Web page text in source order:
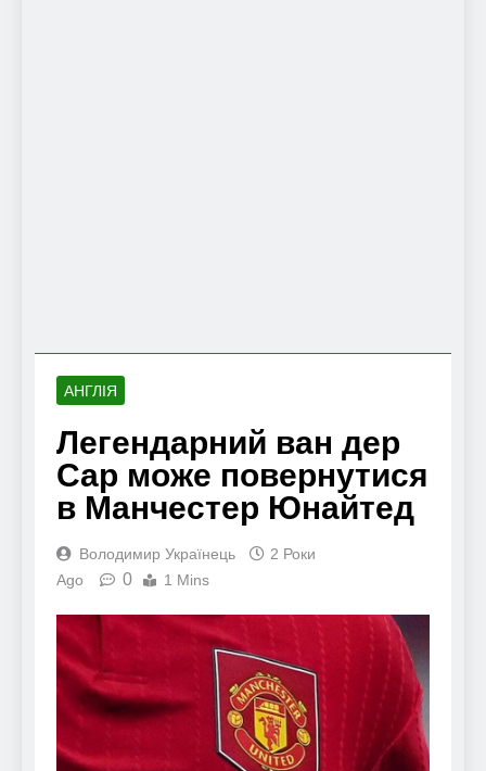
АНГЛІЯ
Легендарний ван дер
Сар може повернутися
в Манчестер Юнайтед
Володимир Українець
2 Роки
Ago
0 1 Mins